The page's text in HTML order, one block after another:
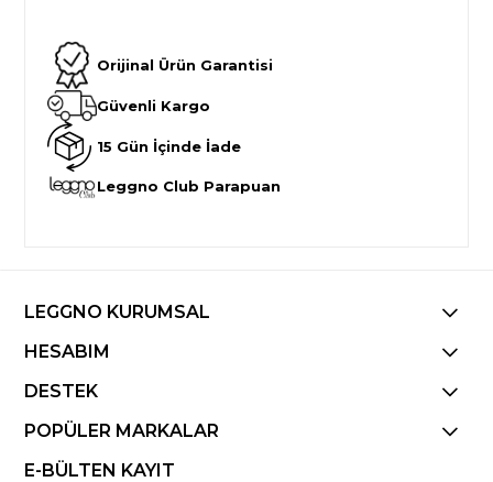
Orijinal Ürün Garantisi
Güvenli Kargo
15 Gün İçinde İade
Leggno Club Parapuan
LEGGNO KURUMSAL
HESABIM
DESTEK
POPÜLER MARKALAR
E-BÜLTEN KAYIT